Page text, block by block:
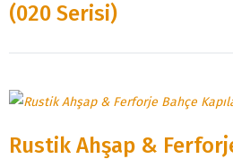
(020 Serisi)
Rustik Ahşap &